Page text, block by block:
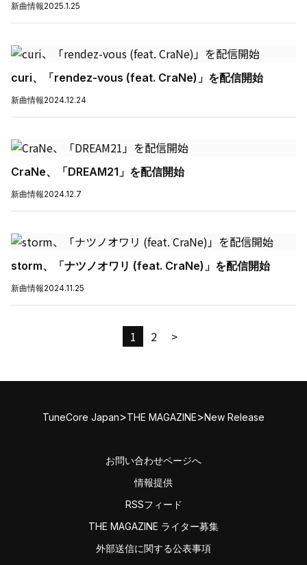
新曲情報2025.1.25
curi、「rendez-vous (feat. CraNe)」を配信開始
新曲情報2024.12.24
CraNe、「DREAM21」を配信開始
新曲情報2024.12.7
storm、「ナツノオワリ (feat. CraNe)」を配信開始
新曲情報2024.11.25
1 2 >
TuneCore Japan>THE MAGAZINE>New Release
お問い合わせページへ
情報提供
RSSフィード
THE MAGAZINE ライター募集
外部送信に関する公表事項